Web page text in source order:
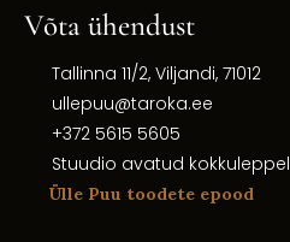
Võta ühendust
Tallinna 11/2, Viljandi, 71012
ullepuu@taroka.ee
+372 5615 5605
Stuudio avatud kokkuleppel
Ülle Puu toodete epood